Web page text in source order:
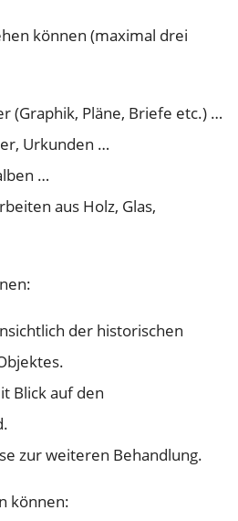
können (maximal drei
(Graphik, Pläne, Briefe etc.) …
Urkunden …
…
aus Holz, Glas,
der historischen
Blick auf den
zur weiteren Behandlung.
können: